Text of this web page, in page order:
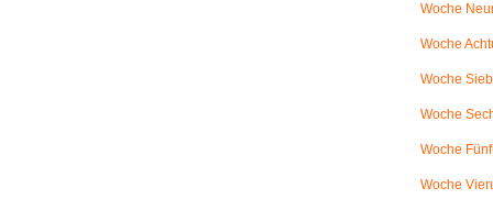
Woche
Woche
Woche
Woche
Woche
Woche